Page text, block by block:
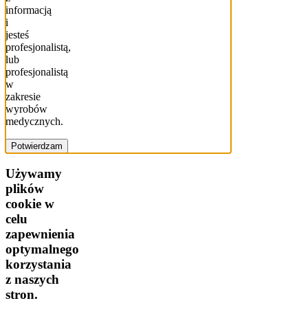
informacją
i
jesteś
profesjonalistą,
lub
profesjonalistą
w
zakresie
wyrobów
medycznych.
Potwierdzam
Używamy
plików
cookie w
celu
zapewnienia
optymalnego
korzystania
z naszych
stron.